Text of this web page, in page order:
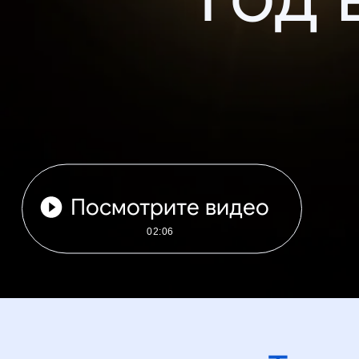
Посмотрите видео
02:06